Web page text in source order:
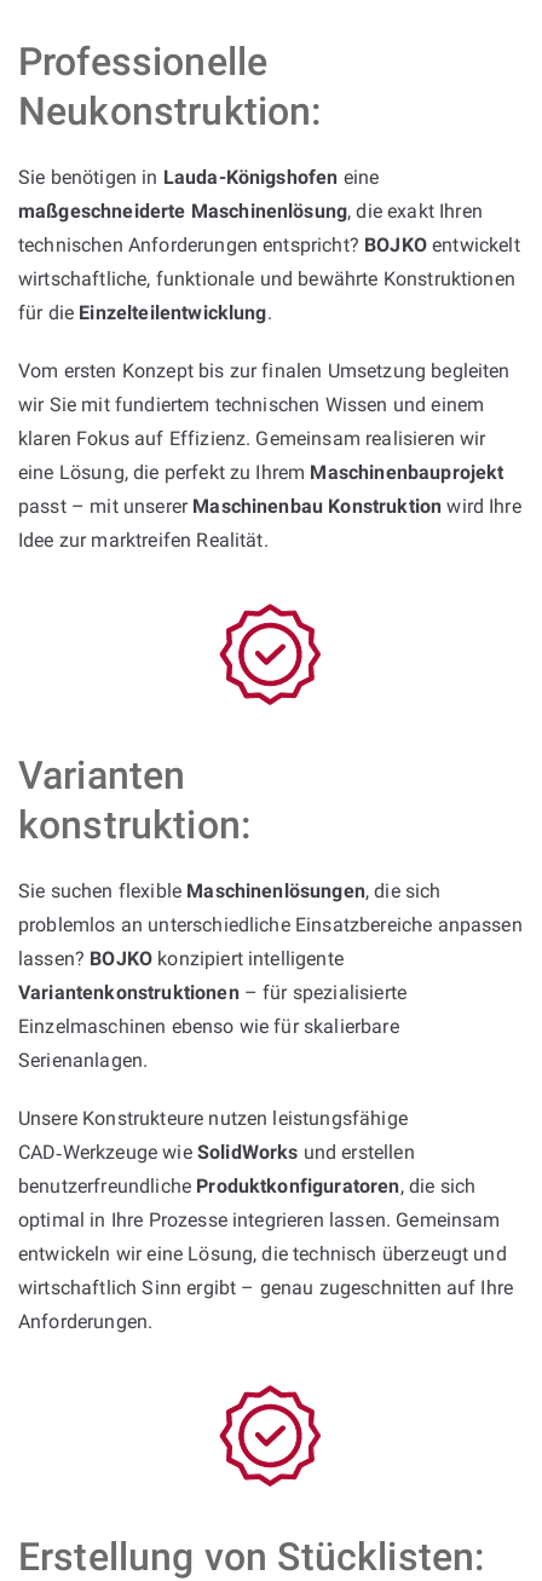
Professionelle
Neukonstruktion:
Sie benötigen in Lauda-Königshofen eine
maßgeschneiderte Maschinenlösung, die exakt Ihren
technischen Anforderungen entspricht? BOJKOentwickelt
wirtschaftliche, funktionale und bewährte Konstruktionen
für die Einzelteilentwicklung.
Vom ersten Konzept bis zur finalen Umsetzung begleiten
wir Sie mit fundiertem technischen Wissen und einem
klaren Fokus auf Effizienz. Gemeinsam realisieren wir
eine Lösung, die perfekt zu Ihrem Maschinenbauprojekt
passt – mit unserer Maschinenbau Konstruktion wird Ihre
Idee zur marktreifen Realität.
Varianten
konstruktion:
Sie suchen flexible Maschinenlösungen, die sich
problemlos an unterschiedliche Einsatzbereiche anpassen
lassen? BOJKO konzipiert intelligente
Variantenkonstruktionen– für spezialisierte
Einzelmaschinen ebenso wie für skalierbare
Serienanlagen.
Unsere Konstrukteure nutzen leistungsfähige
CAD‑Werkzeuge wie SolidWorks und erstellen
benutzerfreundliche Produktkonfiguratoren, die sich
optimal in Ihre Prozesse integrieren lassen. Gemeinsam
entwickeln wir eine Lösung, die technisch überzeugt und
wirtschaftlich Sinn ergibt – genau zugeschnitten auf Ihre
Anforderungen.
Erstellung von Stücklisten: